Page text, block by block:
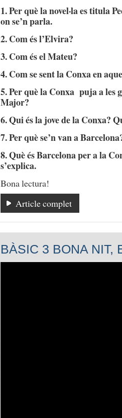
1. Per què la novel·la es titula
on se’n parla.
2. Com és l’Elvira?
3. Com és el Mateu?
4. Com se sent la Conxa en
5. Per què la Conxa puja a les
Major?
6. Qui és la jove de la Conxa?
7. Per què se’n van a
8. Què és Barcelona per a la
s’explica.
Bona lectura!
Article complet
BÀSIC 3 BONA NIT,